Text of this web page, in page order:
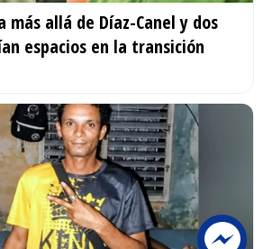
allá de Díaz-Canel y dos
espacios en la transición